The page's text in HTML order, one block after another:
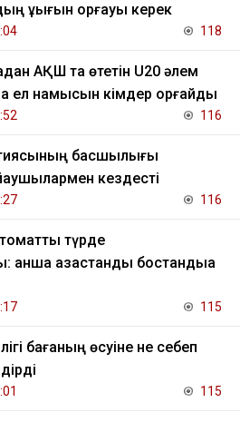
құқығын қорғауы керек
118
АҚШ та өтетін U20 әлем
ел намысын кімдер қорғайды
116
басшылығы
кездесті
116
түрде
қазақстандық бостандыққа
115
бағаның өсуіне не себеп
115